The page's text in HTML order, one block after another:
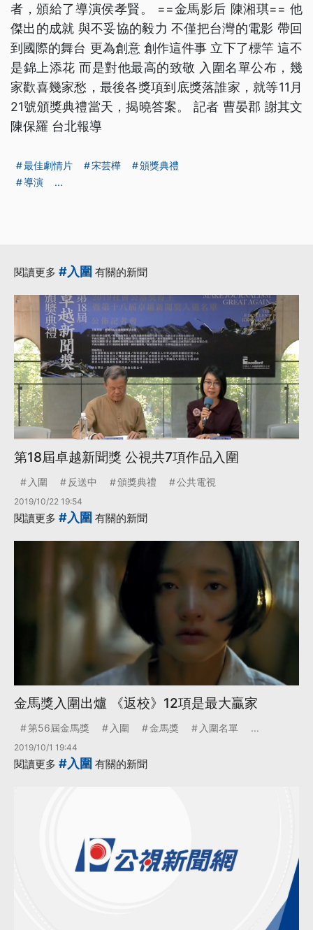
者，頒給了導演侯孝賢。 ==金馬影后 陳湘琪== 他
傑出的成就 與不妥協的毅力 不僅把台灣的電影 帶回
到國際的舞台 更為創意 創作這件事 立下了標竿 這不
是錦上添花 而是對他最高的致敬 入圍名單公布，幾
家歡喜幾家愁，最後各獎項到底獎落誰家，就等11月
21號頒獎典禮當天，揭曉答案。 記者 曹晏郡 謝其文
陳保羅 台北報導
最佳劇情片 宋芸樺
頒獎典禮
導演
...
閱讀更多 #入圍 有關的新聞
第18屆卓越新聞獎 公視共7項作品入圍
入圍 反送中 頒獎典禮 公共電視
2019/10/22 19:54
閱讀更多 #入圍 有關的新聞
金馬獎入圍出爐 《返校》12項是最大贏家
第56屆金馬獎 入圍 金馬獎 入圍名單 ...
2019/10/1 19:44
閱讀更多 #入圍 有關的新聞